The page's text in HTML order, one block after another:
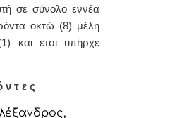
σε σύνολο εννέα
οκτώ (8) μέλη
και έτσι υπήρχε
ν τ ε ς